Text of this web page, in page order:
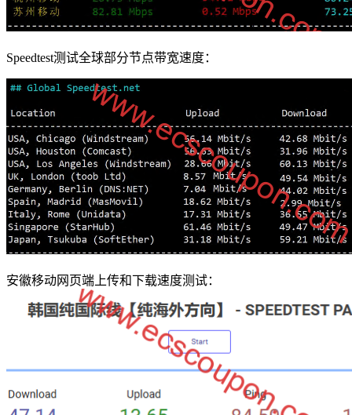
Speedtest测试全球部分节点带宽速度：
安徽移动网页端上传和下载速度测试：